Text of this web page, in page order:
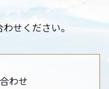
せください。
わせ